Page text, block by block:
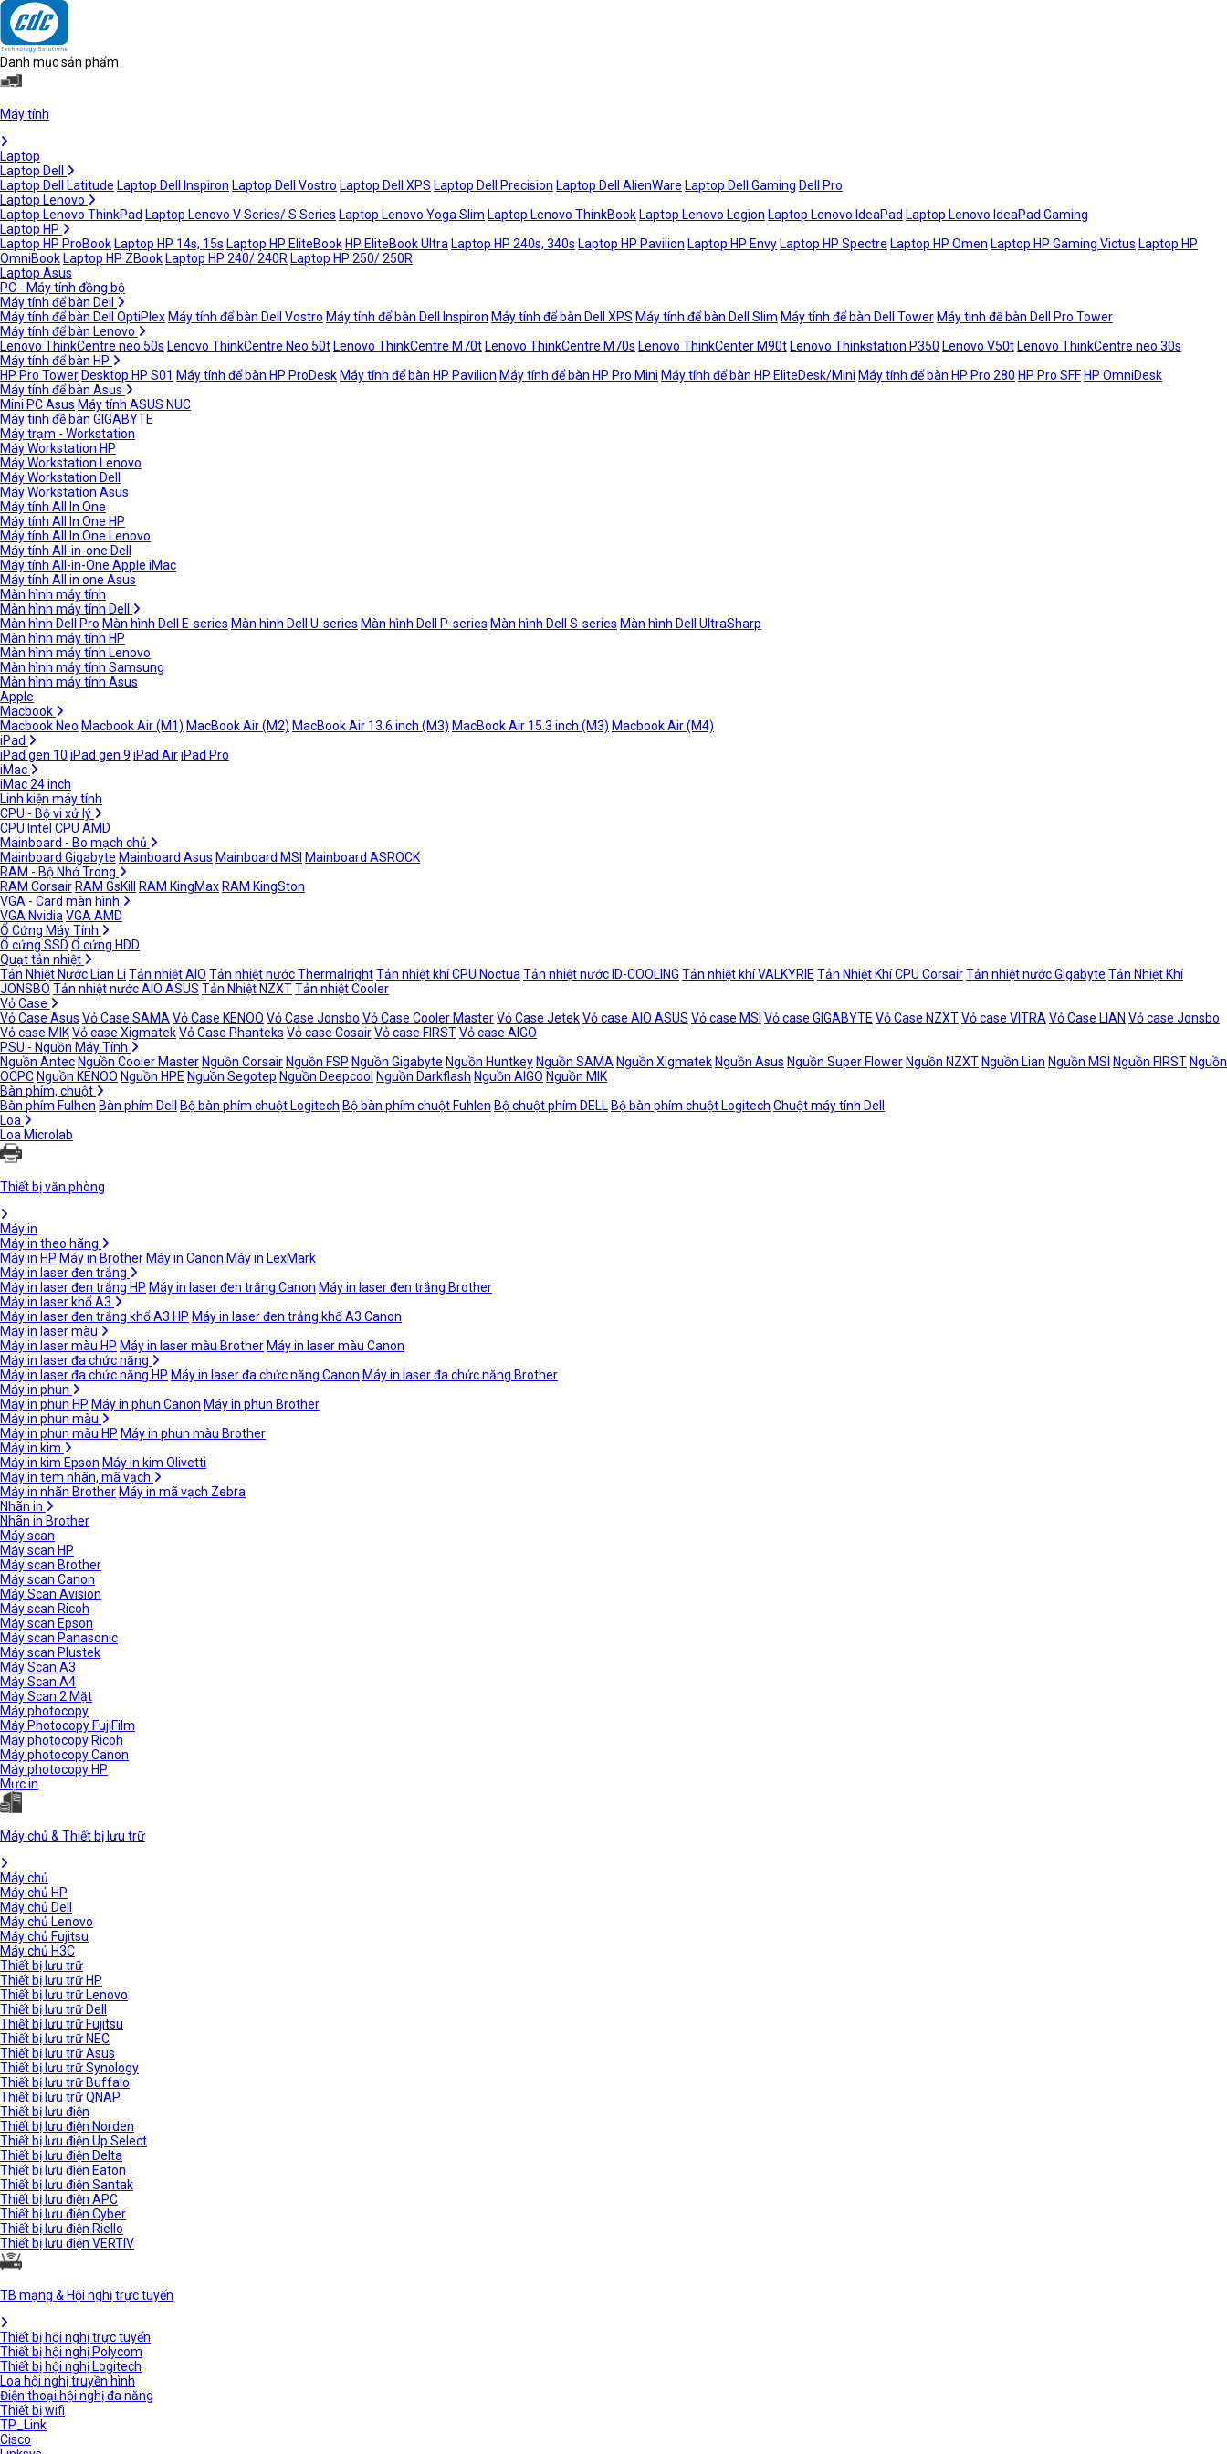
Danh mục sản phẩm
Máy tính
Laptop
Laptop Dell
Laptop Dell Latitude Laptop Dell Inspiron Laptop Dell Vostro Laptop Dell XPS Laptop Dell Precision Laptop Dell AlienWare Laptop Dell Gaming Dell Pro
Laptop Lenovo
Laptop Lenovo ThinkPad Laptop Lenovo V Series/ S Series Laptop Lenovo Yoga Slim Laptop Lenovo ThinkBook Laptop Lenovo Legion Laptop Lenovo IdeaPad Laptop Lenovo IdeaPad Gaming
Laptop HP
Laptop HP ProBook Laptop HP 14s, 15s Laptop HP EliteBook HP EliteBook Ultra Laptop HP 240s, 340s Laptop HP Pavilion Laptop HP Envy Laptop HP Spectre Laptop HP Omen Laptop HP Gaming Victus Laptop HP
OmniBook Laptop HP ZBook Laptop HP 240/ 240R Laptop HP 250/ 250R
Laptop Asus
PC - Máy tính đồng bộ
Máy tính để bàn Dell
Máy tính để bàn Dell OptiPlex Máy tính để bàn Dell Vostro Máy tính để bàn Dell Inspiron Máy tính để bàn Dell XPS Máy tính để bàn Dell Slim Máy tính để bàn Dell Tower Máy tinh để bàn Dell Pro Tower
Máy tính để bàn Lenovo
Lenovo ThinkCentre neo 50s Lenovo ThinkCentre Neo 50t Lenovo ThinkCentre M70t Lenovo ThinkCentre M70s Lenovo ThinkCenter M90t Lenovo Thinkstation P350 Lenovo V50t Lenovo ThinkCentre neo 30s
Máy tính để bàn HP
HP Pro Tower Desktop HP S01 Máy tính để bàn HP ProDesk Máy tính để bàn HP Pavilion Máy tính để bàn HP Pro Mini Máy tính để bàn HP EliteDesk/Mini Máy tính để bàn HP Pro 280 HP Pro SFF HP OmniDesk
Máy tính để bàn Asus
Mini PC Asus Máy tính ASUS NUC
Máy tinh đề bàn GIGABYTE
Máy trạm - Workstation
Máy Workstation HP
Máy Workstation Lenovo
Máy Workstation Dell
Máy Workstation Asus
Máy tính All In One
Máy tính All In One HP
Máy tính All In One Lenovo
Máy tính All-in-one Dell
Máy tính All-in-One Apple iMac
Máy tính All in one Asus
Màn hình máy tính
Màn hình máy tính Dell
Màn hình Dell Pro Màn hình Dell E-series Màn hình Dell U-series Màn hình Dell P-series Màn hình Dell S-series Màn hình Dell UltraSharp
Màn hình máy tính HP
Màn hình máy tính Lenovo
Màn hình máy tính Samsung
Màn hình máy tính Asus
Apple
Macbook
Macbook Neo Macbook Air (M1) MacBook Air (M2) MacBook Air 13.6 inch (M3) MacBook Air 15.3 inch (M3) Macbook Air (M4)
iPad
iPad gen 10 iPad gen 9 iPad AiriPad Pro
iMac
iMac 24 inch
Linh kiện máy tính
CPU - Bộ vi xử lý
CPU Intel CPU AMD
Mainboard - Bo mạch chủ
Mainboard Gigabyte Mainboard Asus Mainboard MSI Mainboard ASROCK
RAM - Bộ Nhớ Trong
RAM Corsair RAM GsKill RAM KingMax RAM KingSton
VGA - Card màn hình
VGA Nvidia VGA AMD
Ổ Cứng Máy Tính
Ổ cứng SSD Ổ cứng HDD
Quạt tản nhiệt
Tản Nhiệt Nước Lian Li Tản nhiệt AIO Tản nhiệt nước ThermalrightTản nhiệt khí CPU Noctua Tản nhiệt nước ID-COOLING Tản nhiệt khí VALKYRIE Tản Nhiệt Khí CPU CorsairTản nhiệt nước Gigabyte Tản Nhiệt Khí
JONSBO Tản nhiệt nước AIO ASUS Tản Nhiệt NZXTTản nhiệt Cooler
Vỏ Case
Vỏ Case Asus Vỏ Case SAMA Vỏ Case KENOO Vỏ Case Jonsbo Vỏ Case Cooler MasterVỏ Case JetekVỏ case AIO ASUS Vỏ case MSI Vỏ case GIGABYTE Vỏ Case NZXTVỏ case VITRA Vỏ Case LIAN Vỏ case Jonsbo
Vỏ case MIKVỏ case XigmatekVỏ Case Phanteks Vỏ case CosairVỏ case FIRSTVỏ case AIGO
PSU - Nguồn Máy Tính
Nguồn Antec Nguồn Cooler Master Nguồn Corsair Nguồn FSP Nguồn Gigabyte Nguồn Huntkey Nguồn SAMA Nguồn Xigmatek Nguồn Asus Nguồn Super Flower Nguồn NZXT Nguồn Lian Nguồn MSI Nguồn FIRST Nguồn
OCPC Nguồn KENOO Nguồn HPE Nguồn Segotep Nguồn Deepcool Nguồn Darkflash Nguồn AIGO Nguồn MIK
Bàn phím, chuột
Bàn phím Fulhen Bàn phím Dell Bộ bàn phím chuột Logitech Bộ bàn phím chuột Fuhlen Bộ chuột phím DELL Bộ bàn phím chuột Logitech Chuột máy tính Dell
Loa
Loa Microlab
Thiết bị văn phòng
Máy in
Máy in theo hãng
Máy in HP Máy in Brother Máy in Canon Máy in LexMark
Máy in laser đen trắng
Máy in laser đen trắng HP Máy in laser đen trắng Canon Máy in laser đen trắng Brother
Máy in laser khổ A3
Máy in laser đen trắng khổ A3 HP Máy in laser đen trắng khổ A3 Canon
Máy in laser màu
Máy in laser màu HP Máy in laser màu Brother Máy in laser màu Canon
Máy in laser đa chức năng
Máy in laser đa chức năng HP Máy in laser đa chức năng Canon Máy in laser đa chức năng Brother
Máy in phun
Máy in phun HP Máy in phun Canon Máy in phun Brother
Máy in phun màu
Máy in phun màu HP Máy in phun màu Brother
Máy in kim
Máy in kim Epson Máy in kim Olivetti
Máy in tem nhãn, mã vạch
Máy in nhãn Brother Máy in mã vạch Zebra
Nhãn in
Nhãn in Brother
Máy scan
Máy scan HP
Máy scan Brother
Máy scan Canon
Máy Scan Avision
Máy scan Ricoh
Máy scan Epson
Máy scan Panasonic
Máy scan Plustek
Máy Scan A3
Máy Scan A4
Máy Scan 2 Mặt
Máy photocopy
Máy Photocopy FujiFilm
Máy photocopy Ricoh
Máy photocopy Canon
Máy photocopy HP
Mực in
Máy chủ & Thiết bị lưu trữ
Máy chủ
Máy chủ HP
Máy chủ Dell
Máy chủ Lenovo
Máy chủ Fujitsu
Máy chủ H3C
Thiết bị lưu trữ
Thiết bị lưu trữ HP
Thiết bị lưu trữ Lenovo
Thiết bị lưu trữ Dell
Thiết bị lưu trữ Fujitsu
Thiết bị lưu trữ NEC
Thiết bị lưu trữ Asus
Thiết bị lưu trữ Synology
Thiết bị lưu trữ Buffalo
Thiết bị lưu trữ QNAP
Thiết bị lưu điện
Thiết bị lưu điện Norden
Thiết bị lưu điện Up Select
Thiết bị lưu điện Delta
Thiết bị lưu điện Eaton
Thiết bị lưu điện Santak
Thiết bị lưu điện APC
Thiết bị lưu điện Cyber
Thiết bị lưu điện Riello
Thiết bị lưu điện VERTIV
TB mạng & Hội nghị trực tuyến
Thiết bị hội nghị trực tuyến
Thiết bị hội nghị Polycom
Thiết bị hội nghị Logitech
Loa hội nghị truyền hình
Điện thoại hội nghị đa năng
Thiết bị wifi
TP_Link
Cisco